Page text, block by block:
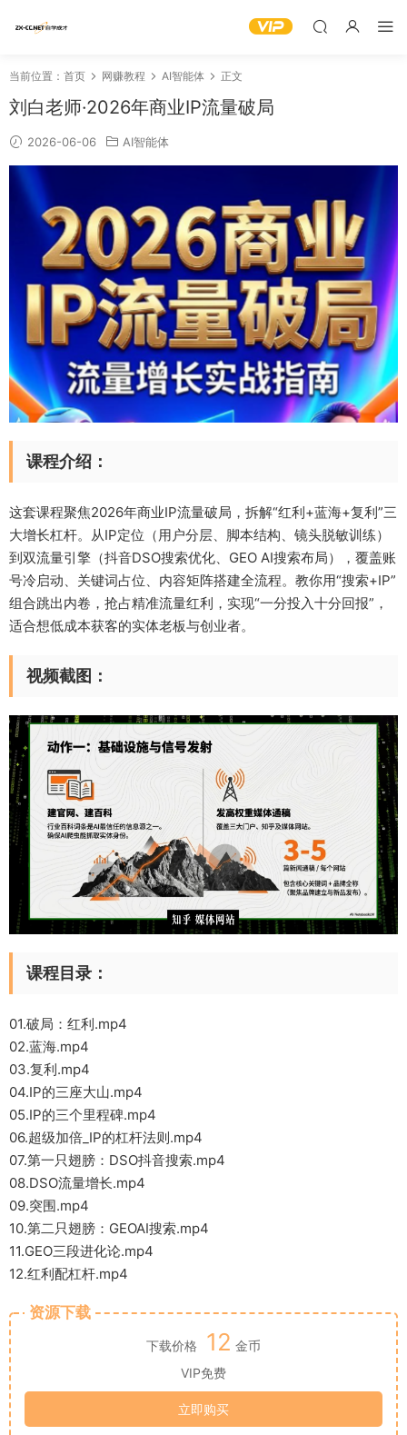
当前位置： 首页 网赚教程 AI智能体 正文
刘白老师·2026年商业IP流量破局
2026-06-06 AI智能体
课程介绍：
这套课程聚焦2026年商业IP流量破局，拆解“红利+蓝海+复利”三
大增长杠杆。从IP定位（用户分层、脚本结构、镜头脱敏训练）
到双流量引擎（抖音DSO搜索优化、GEO AI搜索布局），覆盖账
号冷启动、关键词占位、内容矩阵搭建全流程。教你用“搜索+IP”
组合跳出内卷，抢占精准流量红利，实现“一分投入十分回报”，
适合想低成本获客的实体老板与创业者。
视频截图：
课程目录：
01.破局：红利.mp4
02.蓝海.mp4
03.复利.mp4
04.IP的三座大山.mp4
05.IP的三个里程碑.mp4
06.超级加倍_IP的杠杆法则.mp4
07.第一只翅膀：DSO抖音搜索.mp4
08.DSO流量增长.mp4
09.突围.mp4
10.第二只翅膀：GEOAI搜索.mp4
11.GEO三段进化论.mp4
12.红利配杠杆.mp4
资源下载
下载价格 12 金币
VIP免费
立即购买